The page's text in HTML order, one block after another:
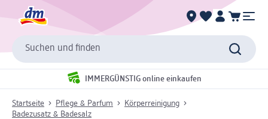
Suchen und finden
IMMERGÜNSTIG online einkaufen
Startseite Pflege & Parfum
Körperreinigung
Badezusatz & Badesalz